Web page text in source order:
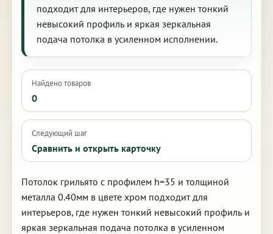
подходит для интерьеров, где нужен тонкий
невысокий профиль и яркая зеркальная
подача потолка в усиленном исполнении.
Найдено товаров
0
Следующий шаг
Сравнить и открыть карточку
Потолок грильято с профилем h=35 и толщиной
металла 0.40мм в цвете хром подходит для
интерьеров, где нужен тонкий невысокий профиль и
яркая зеркальная подача потолка в усиленном